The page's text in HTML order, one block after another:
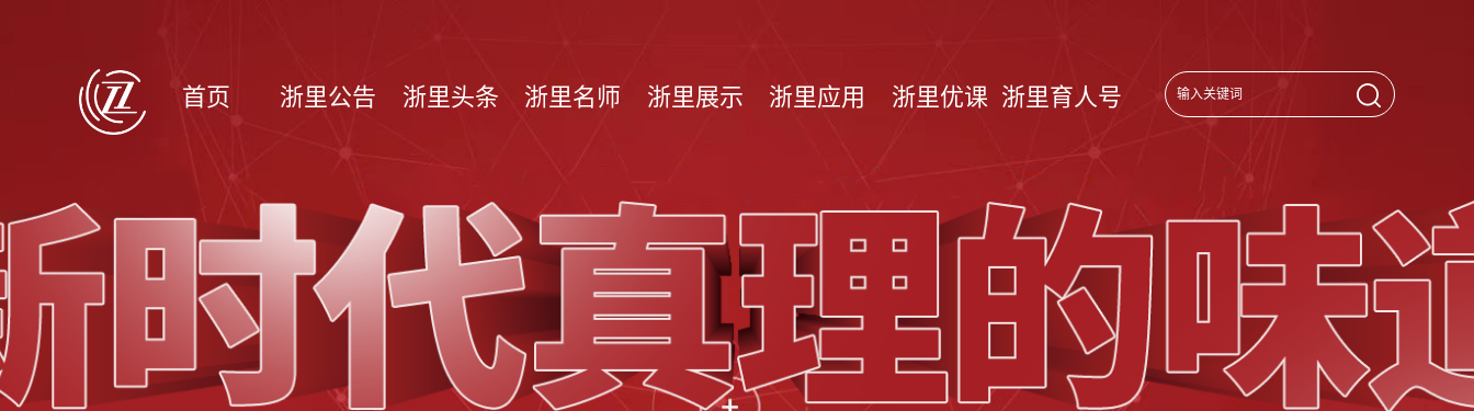
首页 浙里公告 浙里头条 浙里名师 浙里展示 浙里应用 浙里优课 浙里育人号